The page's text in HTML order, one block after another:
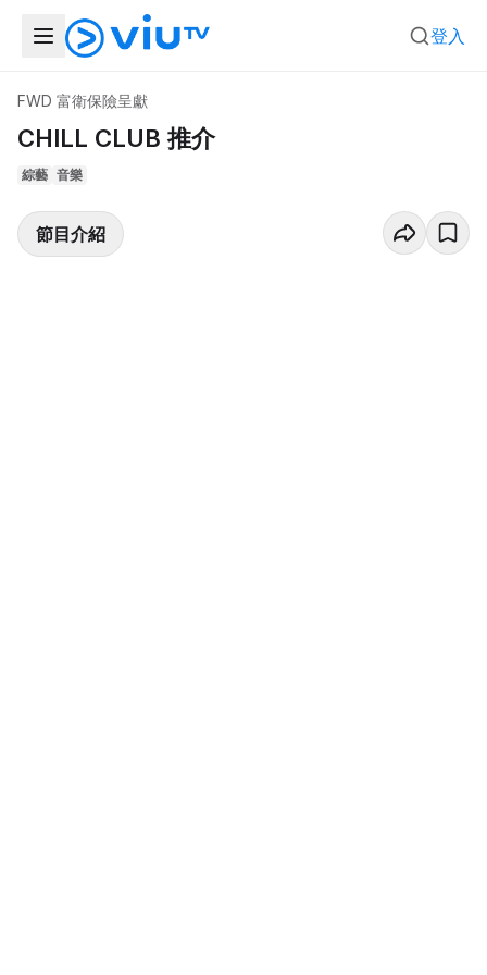
登入
FWD 富衛保險呈獻
CHILL CLUB 推介
綜藝 音樂
節目介紹